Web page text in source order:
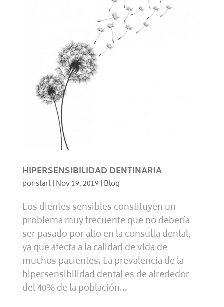
HIPERSENSIBILIDAD DENTINARIA
porstart| Nov 19, 2019 | Blog
Los dientes sensibles constituyen un
problema muy frecuente que no debería
ser pasado por alto en la consulta dental,
ya que afecta a la calidad de vida de
muchos pacientes. La prevalencia de la
hipersensibilidad dental es de alrededor
del 40% de la población...